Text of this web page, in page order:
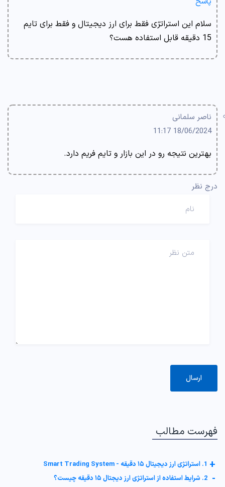
سلام این استراتژی فقط برای ارز دیجیتال و فقط برای تایم
15 دقیقه قابل استفاده هست؟
ناصر سلمانی
18/06/2024 11:17
بهترین نتیجه رو در این بازار و تایم فریم دارد.
درج نظر
فهرست مطالب
1. استراتژی ارز دیجیتال ۱۵ دقیقه - Smart Trading System +
2. شرایط استفاده از استراتژی ارز دیجتال ۱۵ دقیقه چیست؟ -